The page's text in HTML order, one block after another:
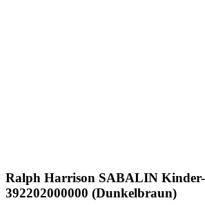
Ralph Harrison SABALIN
392202000000 (Dunkelbraun)